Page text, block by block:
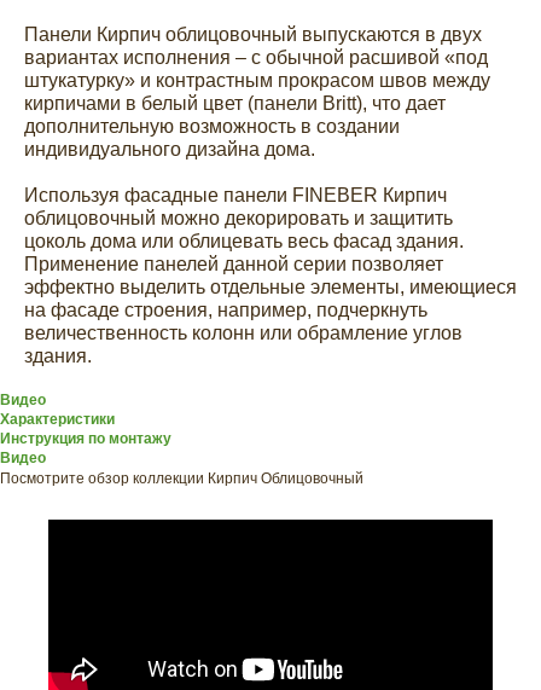
Панели Кирпич облицовочный выпускаются в двух
вариантах исполнения – с обычной расшивой «под
штукатурку» и контрастным прокрасом швов между
кирпичами в белый цвет (панели Britt), что дает
дополнительную возможность в создании
индивидуального дизайна дома.
Используя фасадные панели FINEBER Кирпич
облицовочный можно декорировать и защитить
цоколь дома или облицевать весь фасад здания.
Применение панелей данной серии позволяет
эффектно выделить отдельные элементы, имеющиеся
на фасаде строения, например, подчеркнуть
величественность колонн или обрамление углов
здания.
Видео
Характеристики
Инструкция по монтажу
Видео
Посмотрите обзор коллекции Кирпич Облицовочный
ХОТИТЕ
прямо сейчас